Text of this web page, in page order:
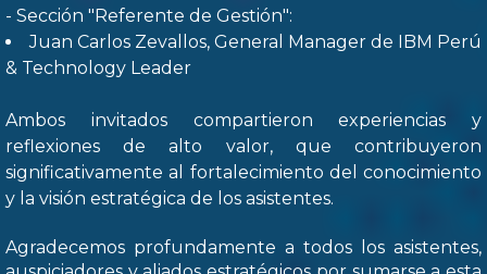
- Sección "Referente de Gestión":
Juan Carlos Zevallos, General Manager de IBM Perú
& Technology Leader
Ambos invitados compartieron experiencias y
reflexiones de alto valor, que contribuyeron
significativamente al fortalecimiento del conocimiento
y la visión estratégica de los asistentes.
Agradecemos profundamente a todos los asistentes,